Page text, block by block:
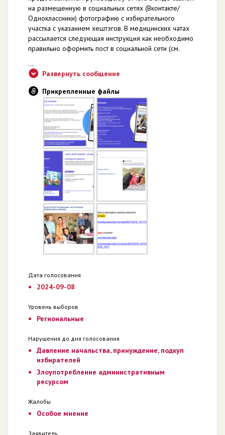
на размещенную в социальных сетях (Вконтакте/
Одноклассники) фотографию с избирательного
участка с указанием хештэгов. В медицинских чатах
рассылается следующая инструкция как необходимо
правильно оформить пост в социальной сети (см.
...
Развернуть сообщение
Прикрепленные файлы
Дата голосования
2024-09-08
Уровень выборов
Региональные
Нарушения до дня голосования
Давление начальства, принуждение, подкуп
избирателей
Злоупотребление административным
ресурсом
Жалобы
Особое мнение
Заявитель